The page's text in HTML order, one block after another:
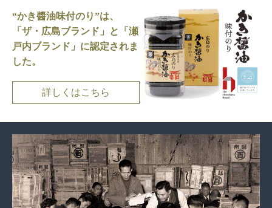
“かき醬油味付のり”は、
「ザ・広島ブランド」と「瀬
戸内ブランド」に認定されま
した。
詳しくはこちら